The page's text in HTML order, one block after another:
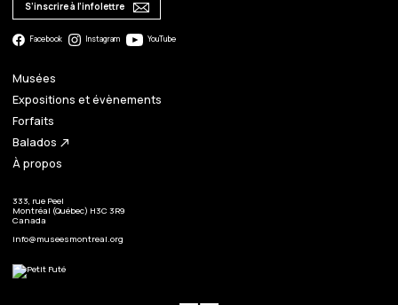
S’inscrire à l’infolettre
Facebook Instagram YouTube
Musées
Expositions et évènements
Forfaits
Balados north_east
À propos
333, rue Peel
Montréal (Québec) H3C 3R9
Canada
info@museesmontreal.org